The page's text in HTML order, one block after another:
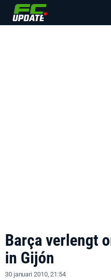
Barça verlengt
in Gijón
30 januari 2010, 21:54